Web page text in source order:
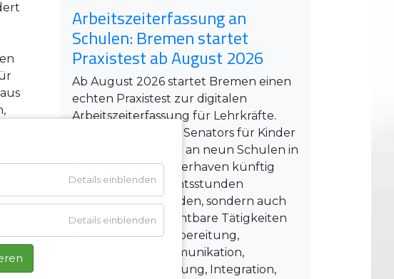
über
auf
Arbeitszeiterfassung an
Schulen: Bremen startet
Praxistest ab August 2026
Ab August 2026 startet Bremen einen
echten Praxistest zur digitalen
Arbeitszeiterfassung für Lehrkräfte.
Nach Angaben des Senators für Kinder
und Bildung sollen an neun Schulen in
Bremen und Bremerhaven künftig
nicht nur Unterrichtsstunden
dokumentiert werden, sondern auch
bislang weniger sichtbare Tätigkeiten
wie Unterrichtsvorbereitung,
Korrekturen, Kommunikation,
individuelle Förderung, Integration,
Details einblenden
Details einblenden